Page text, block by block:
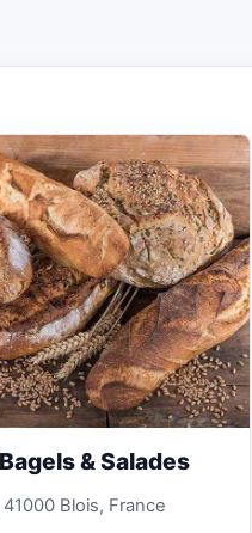
& Salades
Blois, France